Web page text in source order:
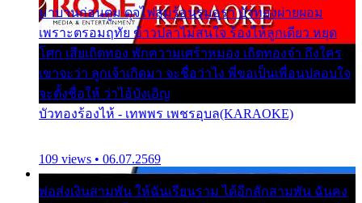
มาบานก่อนตูม ดุจไฟสุมร้อนรุมอุรา บัวทองผ่ายผอม
เพราะตรอมฤทัย ข้าวปลาไม่สนใจ ร้องไห้ลูกเดียว หยุด
โศก เสียเถิดทอง พักความเศร้าหมอง เถิดทองจ๋า ถึงใคร
เขาจะว่า ลูกเจ้าเกิดมา จะชื่อว่าไง พี่ขอเป็นเพื่อนปลอบใจ
จะตั้งชื่อให้ ว่าไอ้บังเอิญ
บัวทองร้องไห้ - เทพพร เพชรอุบล(KARAOKE)
109 views • 06.07.2569
พ่อส่งเงินสามพัน ให้ฉันเรียนราม ได้อีกสักสามพัน ฉันคง